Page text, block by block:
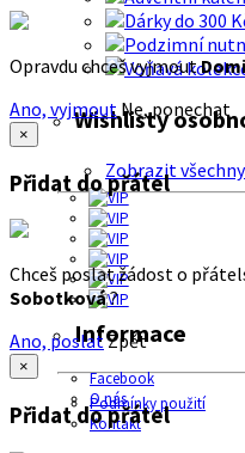
Wishlisty
Zobrazit
Informace
Facebook
O nás
Podmínky použití
Kontakt
Opravdu chceš vyjmout
Ano, vyjmout Ne, ponechat
×
Přidat do přátel
Chceš poslat žádost o
Sobotková?
Ano, poslatZpět
×
Přidat do přátel